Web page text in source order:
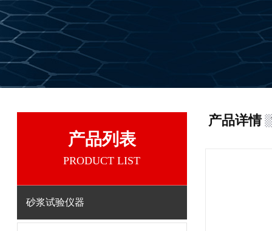
产品列表
PRODUCT LIST
砂浆试验仪器
产品详情